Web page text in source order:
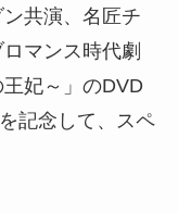
共演、名匠チ
マンス時代劇
王妃～」のDVD
記念して、スペ